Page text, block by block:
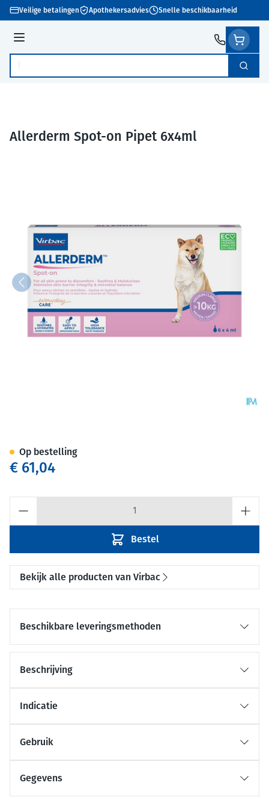
Ga naar de inhoud
Veilige betalingen Apothekersadvies Snelle beschikbaarheid
Menu
Product, merk, categorie... Zoek
Allerderm Spot-on Pipet 6x4ml
€ 61,04
Bestel
Op bestelling
Bekijk alle producten van Virbac
Beschikbare leveringsmethoden
Beschrijving
Indicatie
Gebruik
Gegevens